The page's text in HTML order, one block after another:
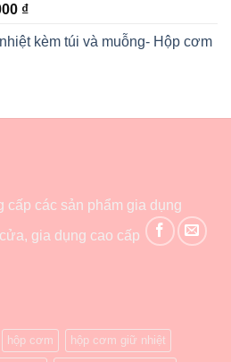
₫
kèm túi và muỗng- Hộp cơm
cấp các sản phẩm gia dụng
gia dụng cao cấp
hộp cơm hộp cơm giữ nhiệt